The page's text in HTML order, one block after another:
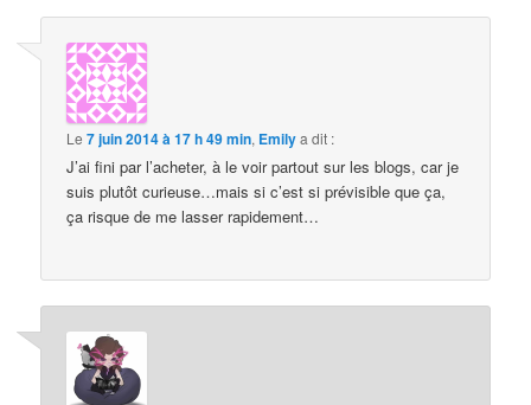
Le7 juin 2014 à 17 h 49 min, Emilya dit :
J’ai fini par l’acheter, à le voir partout sur les blogs, car je
suis plutôt curieuse…mais si c’est si prévisible que ça,
ça risque de me lasser rapidement…